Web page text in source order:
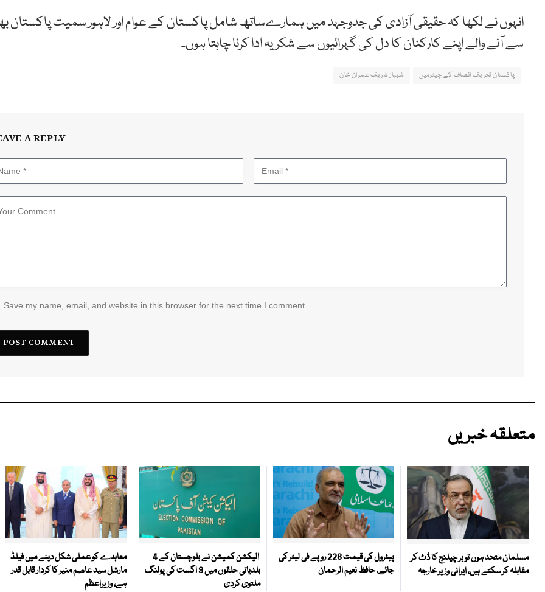
انہوں نے لکھا کہ حقیقی آزادی کی جدوجہد میں ہمارےساتھ شامل پاکستان کے عوام اور لاہور سمیت پاکستان
سے آنے والے اپنے کارکنان کا دل کی گہرائیوں سے شکریہ ادا کرنا چاہتا ہوں۔
پاکستان تحریک انصاف کے چیئرمین شہباز شریف عمران خان
A REPLY
Save my name, email, and website in this browser for the next time I comment.
متعلقہ خبریں
مسلمان متحد ہوں تو ہر چیلنج کا ڈٹ کر
مقابلہ کر سکتے ہیں، ایرانی وزیر خارجہ
پیٹرول کی قیمت 228 روپے فی لیٹر کی
جائے، حافظ نعیم الرحمان
الیکشن کمیشن نے بلوچستان کے 4
بلدیاتی حلقوں میں 9 اگست کی پولنگ
ملتوی کردی
معاہدے کو عملی شکل دینے میں فیلڈ
مارشل سید عاصم منیر کا کردار قابل قدر
ہے، وزیراعظم